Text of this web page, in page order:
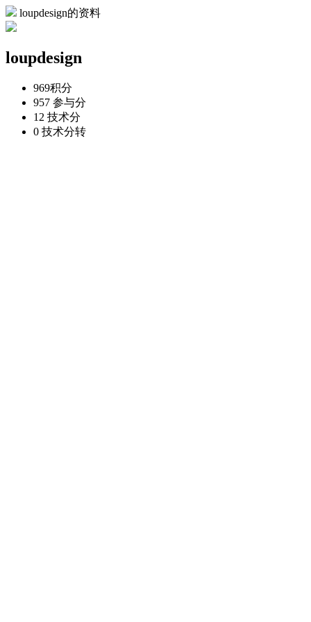
loupdesign的资料
loupdesign
969积分
957 参与分
12 技术分
0 技术分转